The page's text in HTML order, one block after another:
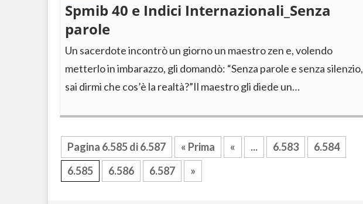
Spmib 40 e Indici Internazionali_Senza
parole
Un sacerdote incontrò un giorno un maestro zen e, volendo
metterlo in imbarazzo, gli domandò: “Senza parole e senza silenzio,
sai dirmi che cos’è la realtà?”Il maestro gli diede un…
Pagina 6.585 di 6.587 « Prima « ... 6.583
6.584
6.585
6.586 6.587 »